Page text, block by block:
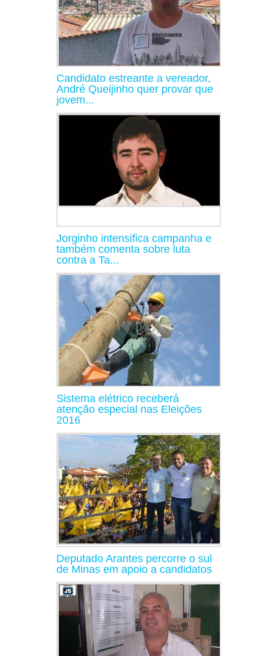
Candidato estreante a vereador,
André Queijinho quer provar que
jovem...
Jorginho intensifica campanha e
também comenta sobre luta
contra a Ta...
Sistema elétrico receberá
atenção especial nas Eleições
2016
Deputado Arantes percorre o sul
de Minas em apoio a candidatos